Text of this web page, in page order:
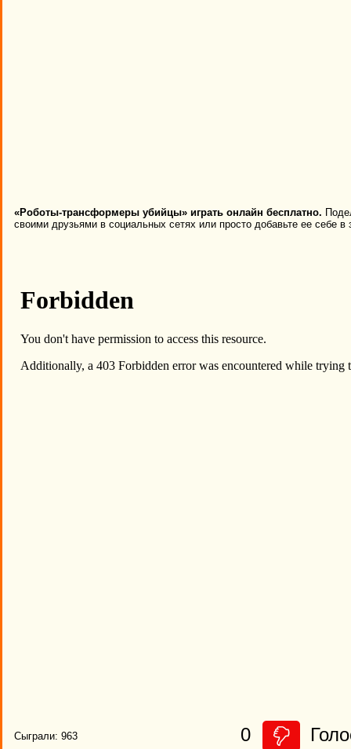
«Роботы-трансформеры убийцы» играть онлайн бесплатно.
своими друзьями в социальных сетях или просто добавьте ее себе в
Сыграли: 963 0